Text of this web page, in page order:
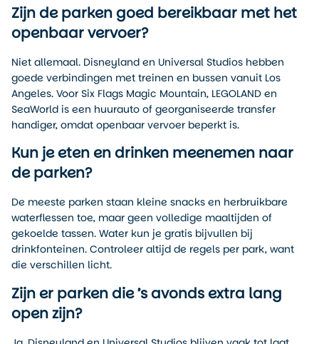
Zijn de parken goed bereikbaar met het
openbaar vervoer?
Niet allemaal. Disneyland en Universal Studios hebben
goede verbindingen met treinen en bussen vanuit Los
Angeles. Voor Six Flags Magic Mountain, LEGOLAND en
SeaWorld is een huurauto of georganiseerde transfer
handiger, omdat openbaar vervoer beperkt is.
Kun je eten en drinken meenemen naar
de parken?
De meeste parken staan kleine snacks en herbruikbare
waterflessen toe, maar geen volledige maaltijden of
gekoelde tassen. Water kun je gratis bijvullen bij
drinkfonteinen. Controleer altijd de regels per park, want
die verschillen licht.
Zijn er parken die ’s avonds extra lang
open zijn?